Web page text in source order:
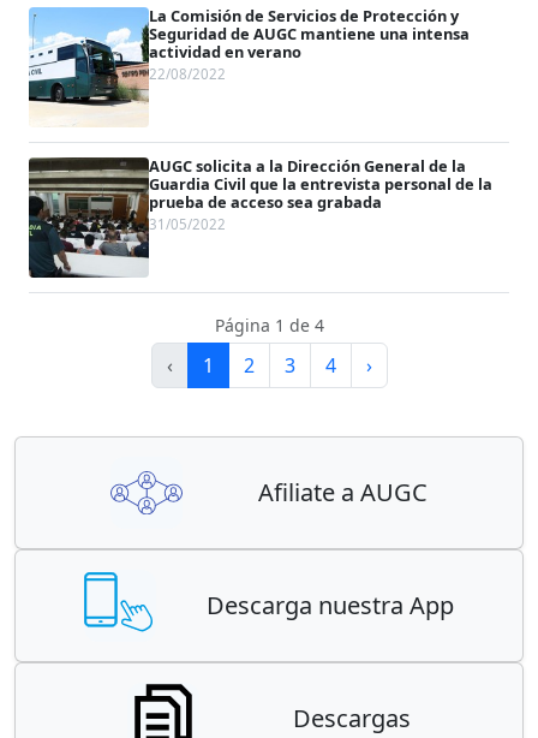
La Comisión de Servicios de Protección y
Seguridad de AUGC mantiene una intensa
actividad en verano
22/08/2022
AUGC solicita a la Dirección General de la
Guardia Civil que la entrevista personal de la
prueba de acceso sea grabada
31/05/2022
Página 1 de 4
‹ 1 2 3 4 ›
Afiliate a AUGC
Descarga nuestra App
Descargas